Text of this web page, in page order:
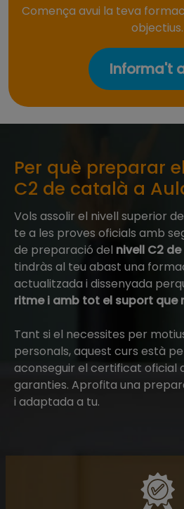
Comença avui la teva
objectius.
Informa't
Per què preparar
C2 de català a
Vols assolir el nivell superior
te a les proves oficials amb
de preparació del nivell C2
tindràs al teu abast una
actualitzada i dissenyada
ritme i amb tot el suport que
Tant si el necessites per
personals, aquest curs està
aconseguir el certificat oficial
garanties. Aprofita una
i adaptada a tu.